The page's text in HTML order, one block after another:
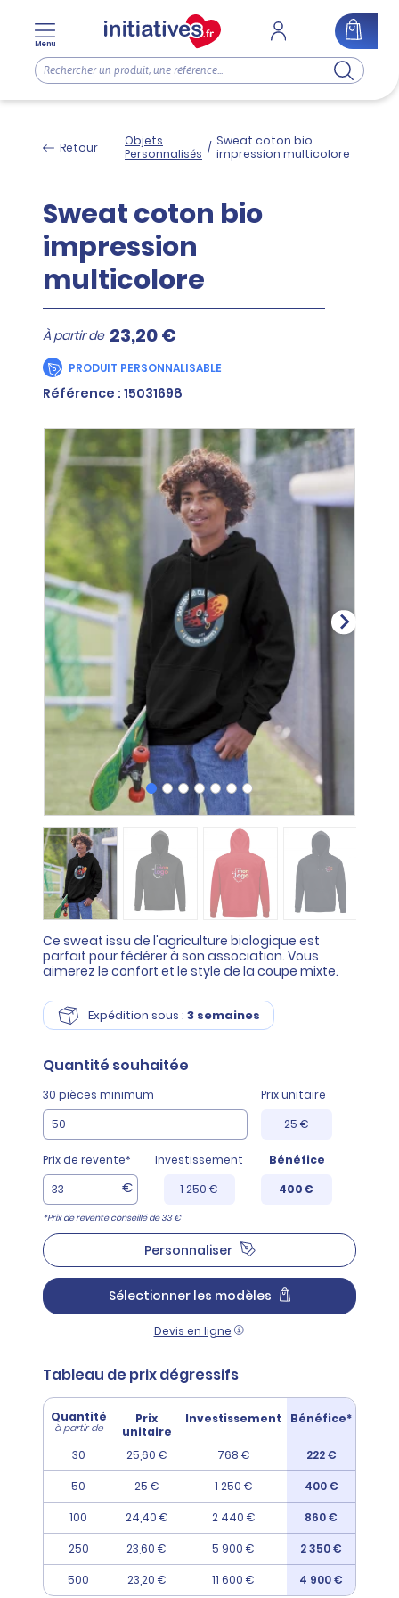
Menu
Retour
Objets
Personnalisés / Sweat coton bio
impression multicolore
Sweat coton bio
impression
multicolore
À partir de 23,20 €
PRODUIT PERSONNALISABLE
Référence : 15031698
Ce sweat issu de l'agriculture biologique est
parfait pour fédérer à son association. Vous
aimerez le confort et le style de la coupe mixte.
Expédition sous : 3 semaines
Quantité souhaitée
30 pièces minimum
Prix unitaire
25 €
Prix de revente*
€
Investissement
1 250 €
Bénéfice
400 €
*Prix de revente conseillé de 33 €
Personnaliser
Sélectionner les modèles
Devis en ligne
Tableau de prix dégressifs
Quantité
à partir de
Prix
unitaire
Investissement Bénéfice*
30 25,60 € 768 € 222 €
50 25 € 1 250 € 400 €
100 24,40 € 2 440 € 860 €
250 23,60 € 5 900 € 2 350 €
500 23,20 € 11 600 € 4 900 €